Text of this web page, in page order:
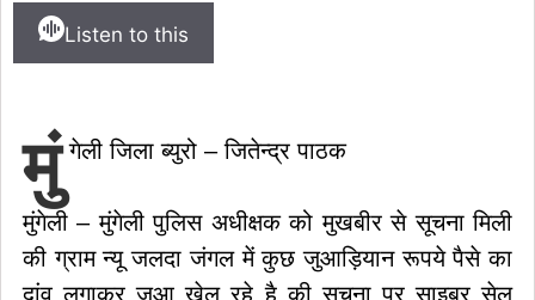
Listen to this
मुं गेली जिला ब्युरो – जितेन्द्र पाठक
मुंगेली – मुंगेली पुलिस अधीक्षक को मुखबीर से सूचना मिली
की ग्राम न्यू जलदा जंगल में कुछ जुआड़ियान रूपये पैसे का
दांव लगाकर जुआ खेल रहे है की सूचना पर साइबर सेल